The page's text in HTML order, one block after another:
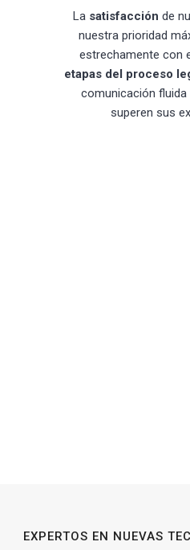
La satisfacción de
nuestra prioridad
estrechamente con
etapas del proceso
comunicación
superen sus
EXPERTOS EN NUEVAS